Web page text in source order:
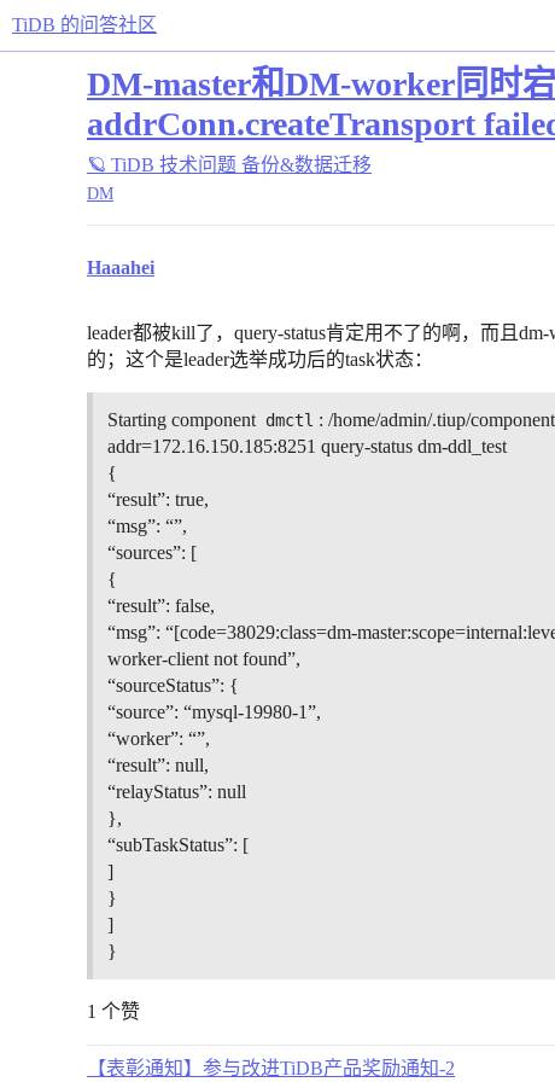
TiDB 的问答社区
DM-master和DM-worker同时
addrConn.createTransport
🪐 TiDB 技术问题 备份&数据迁移
DM
Haaahei
leader都被kill了，query-status肯定用不了的啊，而且
的；这个是leader选举成功后的task状态：
Starting component dmctl : /home/admin/.tiup/
addr=172.16.150.185:8251 query-status dm-ddl_test
{
“result”: true,
“msg”: “”,
“sources”: [
{
“result”: false,
“msg”: “[code=38029:class=dm-
worker-client not found”,
“sourceStatus”: {
“source”: “mysql-19980-1”,
“worker”: “”,
“result”: null,
“relayStatus”: null
},
“subTaskStatus”: [
]
}
]
}
1 个赞
【表彰通知】参与改进TiDB产品奖励通知-2